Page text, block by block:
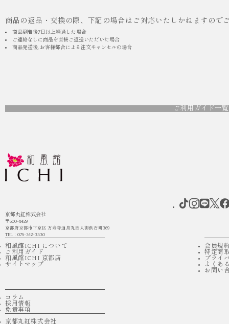
商品の返品・交換の際、下記の場合はご対応いたしかねますので
商品到着後7日以上経過した場合
ご連絡なしに商品を直接ご返送いただいた場合
商品発送後, お客様都合による注文キャンセルの場合
ご利用ガイド一
京都丸紅株式会社
〒600-8429
京都府京都市下京区 万寿寺通烏丸西入御供石町369
TEL：075-342-3330
和風館ICHI について
ご利用ガイド
和風館ICHI 京都店
サイトマップ
会員規
特定商
プライ
よくあ
お問い
コラム
採用情報
免責事項
京都丸紅株式会社